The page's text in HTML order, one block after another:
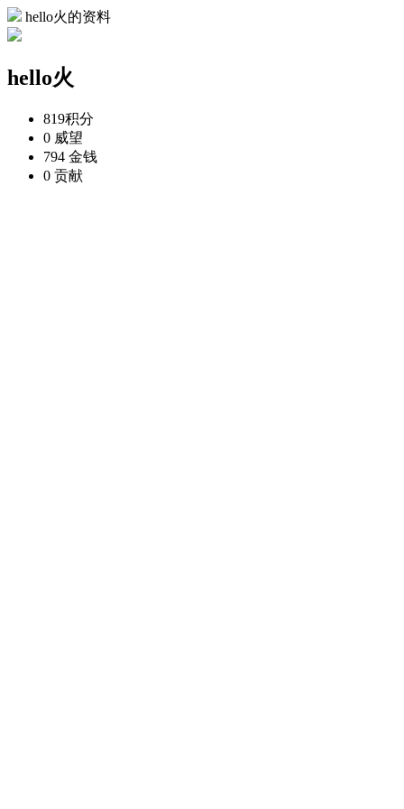
hello火的资料
hello火
819积分
0 威望
794 金钱
0 贡献